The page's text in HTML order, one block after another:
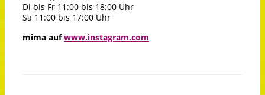
Di bis Fr 11:00 bis 18:00 Uhr
Sa 11:00 bis 17:00 Uhr
mima aufwww.instagram.com